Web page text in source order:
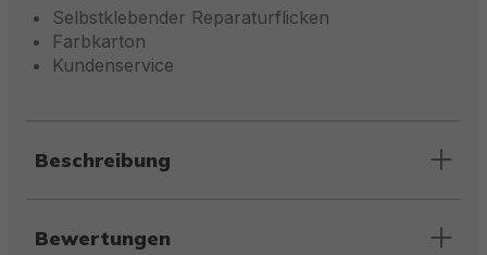
Selbstklebender Reparaturflicken
Farbkarton
Kundenservice
Beschreibung
Bewertungen